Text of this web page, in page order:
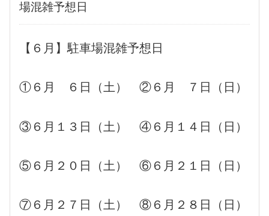
場混雑予想日
【６月】駐車場混雑予想日
①６月 ６日（土） ②６月 ７日（日）
③６月１３日（土） ④６月１４日（日）
⑤６月２０日（土） ⑥６月２１日（日）
⑦６月２７日（土） ⑧６月２８日（日）